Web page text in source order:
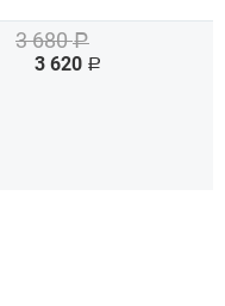
3 680 Р
3 620 Р